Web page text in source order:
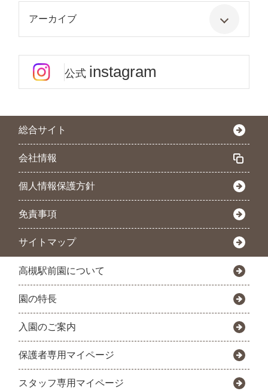
アーカイブ
公式 instagram
総合サイト
会社情報
個人情報保護方針
免責事項
サイトマップ
高槻駅前園について
園の特長
入園のご案内
保護者専用マイページ
スタッフ専用マイページ